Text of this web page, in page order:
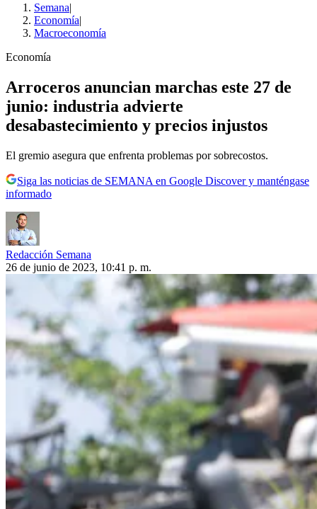
Semana|
Economía|
Macroeconomía
Economía
Arroceros anuncian marchas este 27 de
junio: industria advierte
desabastecimiento y precios injustos
El gremio asegura que enfrenta problemas por sobrecostos.
Siga las noticias de SEMANA en Google Discover y manténgase
informado
Redacción Semana
26 de junio de 2023, 10:41 p. m.